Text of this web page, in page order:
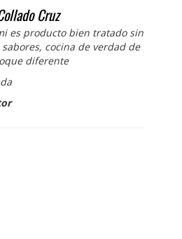
Cruz
es producto bien tratado sin
cocina de verdad de
diferente